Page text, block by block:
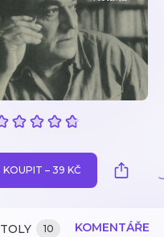
KOUPIT – 39 KČ
10 KOMENTÁŘE